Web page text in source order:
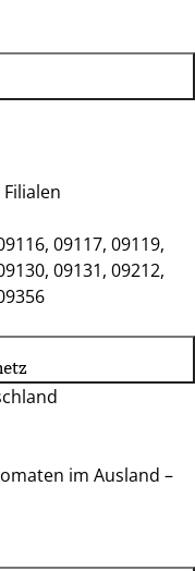
09117, 09119,
09131, 09212,
im Ausland –